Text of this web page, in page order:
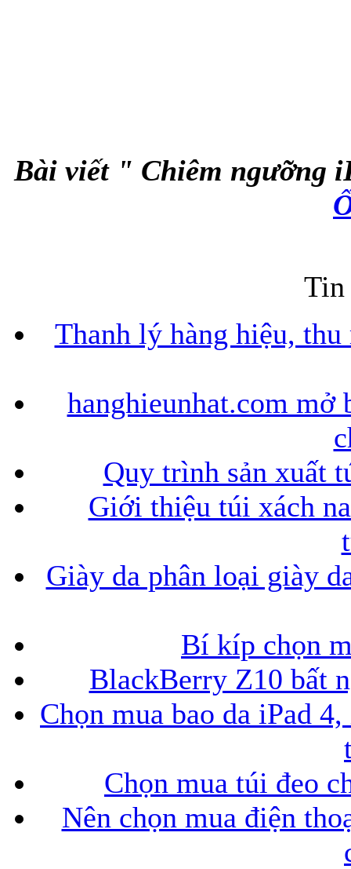
Bài viết " Chiêm ngưỡng
Tin
Thanh lý hàng hiệu,
hanghieunhat.com
Quy trình sản xuất
Giới thiệu túi xách
Giày da phân loại giày
Bí kíp chọn
BlackBerry Z10 bất
Chọn mua bao da iPad
Chọn mua túi đeo
Nên chọn mua điện